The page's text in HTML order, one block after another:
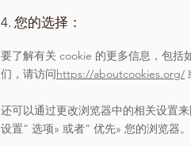
4. 您的选择：
要了解有关 cookie 的更多信息，包括
们，请访问https://aboutcookies.org/
还可以通过更改浏览器中的相关设置
设置“ 选项» 或者“ 优先» 您的浏览器。